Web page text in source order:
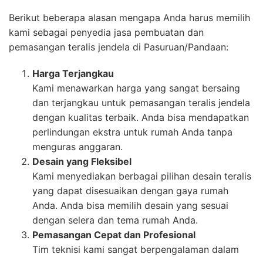
Berikut beberapa alasan mengapa Anda harus memilih
kami sebagai penyedia jasa pembuatan dan
pemasangan teralis jendela di Pasuruan/Pandaan:
Harga Terjangkau
Kami menawarkan harga yang sangat bersaing
dan terjangkau untuk pemasangan teralis jendela
dengan kualitas terbaik. Anda bisa mendapatkan
perlindungan ekstra untuk rumah Anda tanpa
menguras anggaran.
Desain yang Fleksibel
Kami menyediakan berbagai pilihan desain teralis
yang dapat disesuaikan dengan gaya rumah
Anda. Anda bisa memilih desain yang sesuai
dengan selera dan tema rumah Anda.
Pemasangan Cepat dan Profesional
Tim teknisi kami sangat berpengalaman dalam